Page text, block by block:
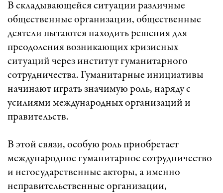
В складывающейся ситуации различные
общественные организации, общественные
деятели пытаются находить решения для
преодоления возникающих кризисных
ситуаций через институт гуманитарного
сотрудничества. Гуманитарные инициативы
начинают играть значимую роль, наряду с
усилиями международных организаций и
правительств.
В этой связи, особую роль приобретает
международное гуманитарное сотрудничество
и негосударственные акторы, а именно
неправительственные организации,